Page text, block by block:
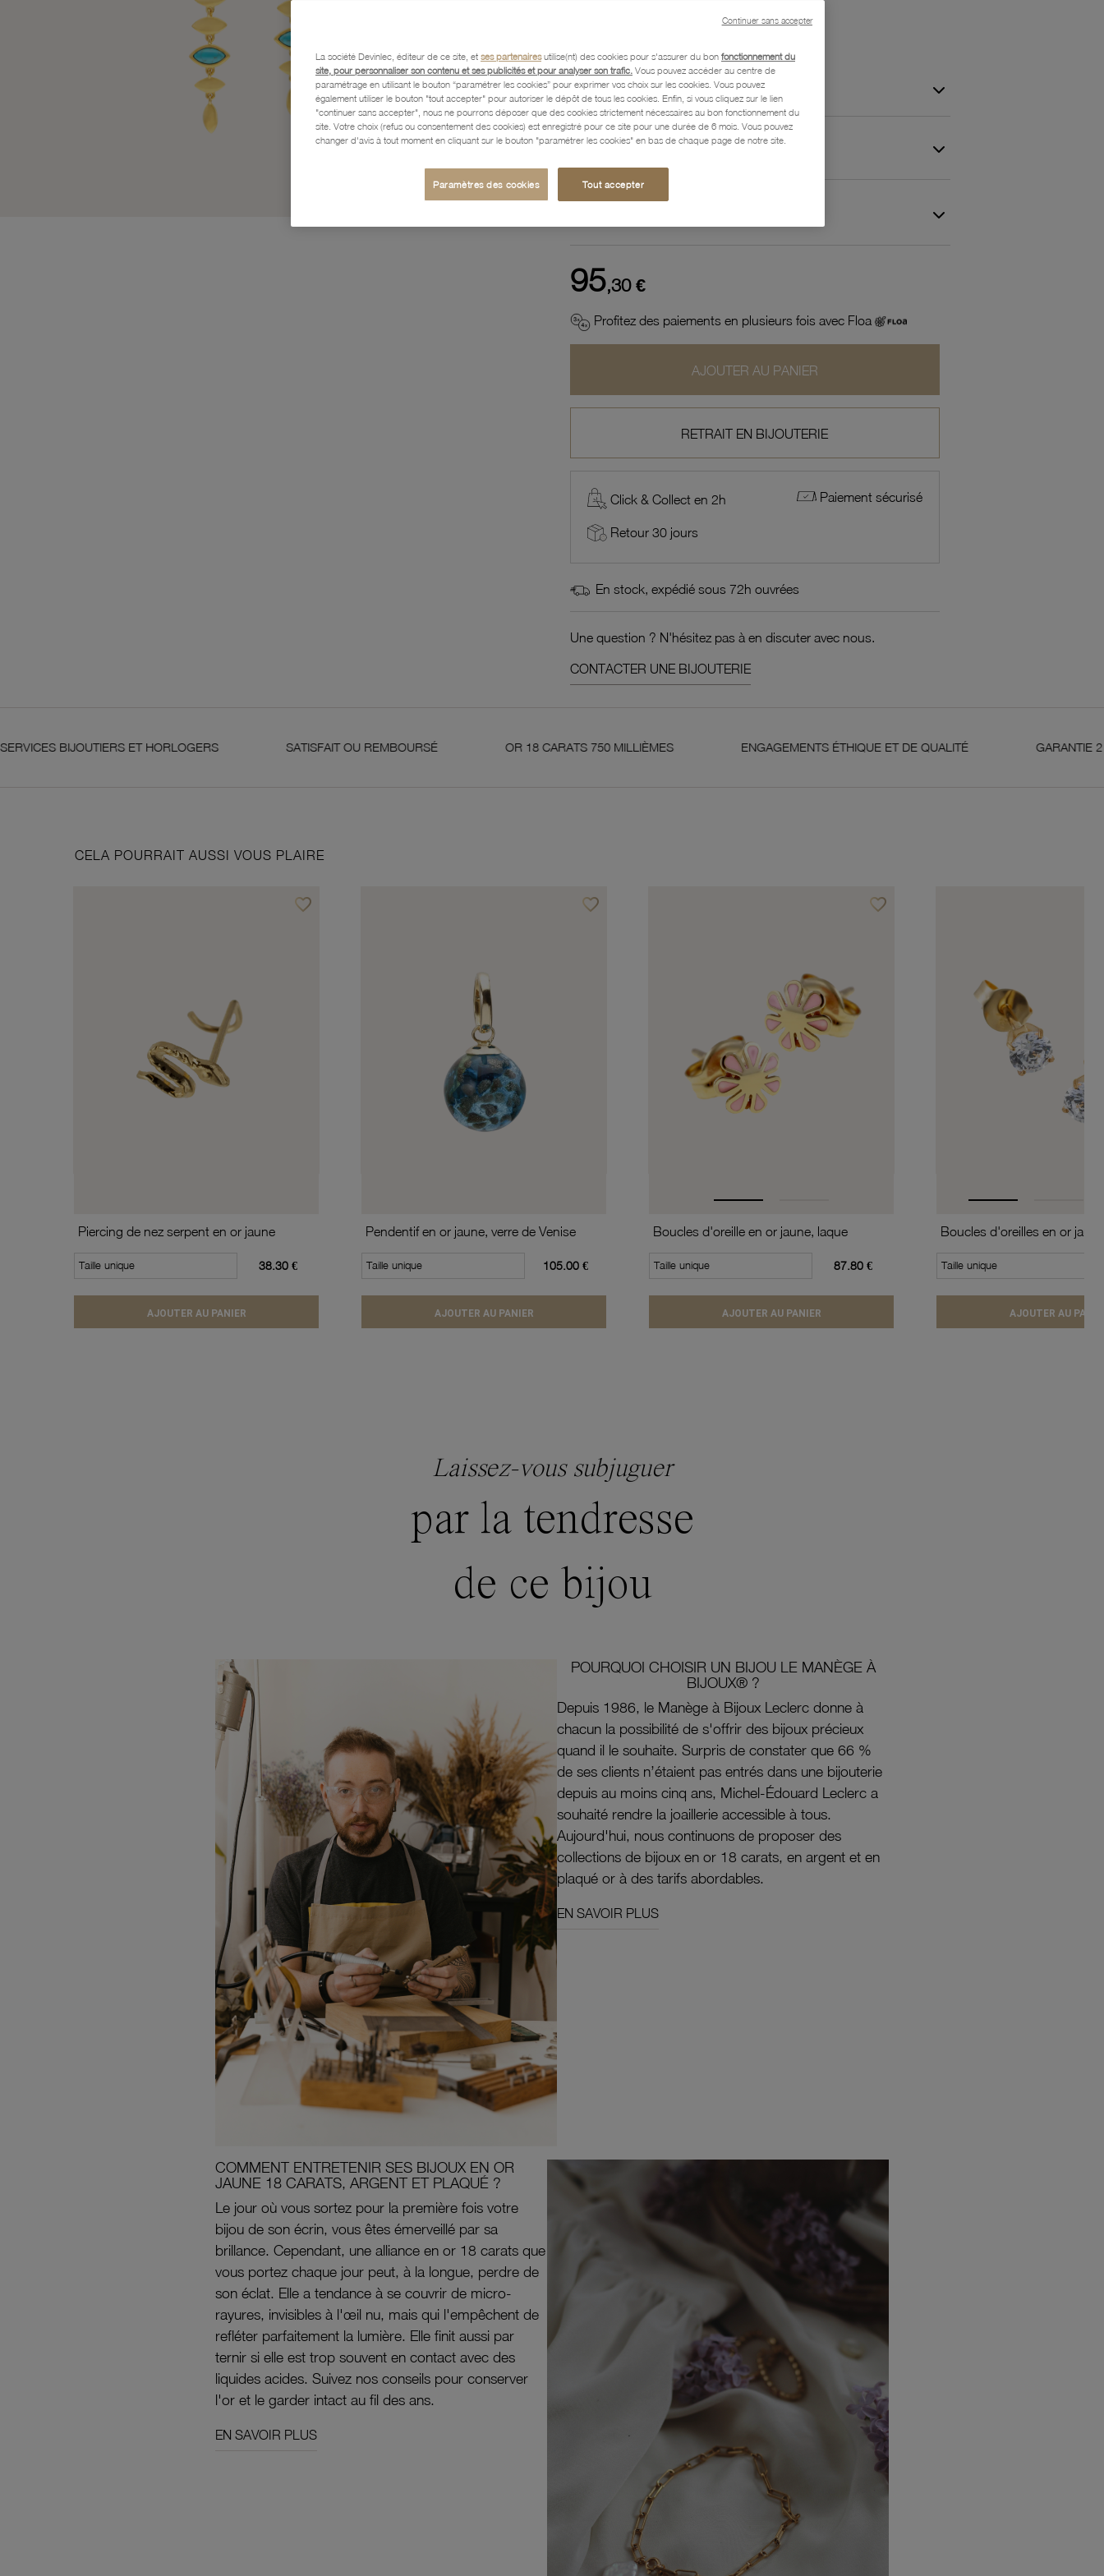
Description
Caractéristiques détaillées
95,30 €
Profitez des paiements en plusieurs fois avec Floa
AJOUTER AU PANIER
RETRAIT EN BIJOUTERIE
Click & Collect en 2h Paiement sécurisé
Retour 30 jours
En stock, expédié sous 72h ouvrées
Une question ? N'hésitez pas à en discuter avec nous.
CONTACTER UNE BIJOUTERIE
ET HORLOGERS SATISFAIT OU REMBOURSÉ OR 18 CARATS 750 MILLIÈMES ENGAGEMENTS ÉTHIQUE ET DE QUALITÉ GARANTIE 2 ANS
CELA POURRAIT AUSSI VOUS PLAIRE
favorite_borderAjouter à vos favoris
Piercing de nez serpent en or jaune
Taille unique 38.30 €
AJOUTER AU PANIER
favorite_borderAjouter à vos favoris
Pendentif en or jaune, verre de Venise
Taille unique 105.00 €
AJOUTER AU PANIER
favorite_borderAjouter à vos favoris
Boucles d'oreille en or jaune, laque
Taille unique 87.80 €
AJOUTER AU PANIER
Taille unique
AJOUTER AU
Laissez-vous subjuguer
par la tendresse
de ce bijou
POURQUOI CHOISIR UN BIJOU LE MANÈGE À
BIJOUX® ?
Depuis 1986, le Manège à Bijoux Leclerc donne à
chacun la possibilité de s'offrir des bijoux précieux
quand il le souhaite. Surpris de constater que 66 %
de ses clients n’étaient pas entrés dans une bijouterie
depuis au moins cinq ans, Michel-Édouard Leclerc a
souhaité rendre la joaillerie accessible à tous.
Aujourd'hui, nous continuons de proposer des
collections de bijoux en or 18 carats, en argent et en
plaqué or à des tarifs abordables.
EN SAVOIR PLUS
COMMENT ENTRETENIR SES BIJOUX EN OR
JAUNE 18 CARATS, ARGENT ET PLAQUÉ ?
Le jour où vous sortez pour la première fois votre
bijou de son écrin, vous êtes émerveillé par sa
brillance. Cependant, une alliance en or 18 carats que
vous portez chaque jour peut, à la longue, perdre de
son éclat. Elle a tendance à se couvrir de micro-
rayures, invisibles à l'œil nu, mais qui l'empêchent de
refléter parfaitement la lumière. Elle finit aussi par
ternir si elle est trop souvent en contact avec des
liquides acides. Suivez nos conseils pour conserver
l'or et le garder intact au fil des ans.
EN SAVOIR PLUS
La société Devinlec, éditeur de ce site, et ses partenairesutilise(nt) des cookies pour s'assurer du bon fonctionnement du
site, pour personnaliser son contenu et ses publicités et pour analyser son trafic. Vous pouvez accéder au centre de
paramétrage en utilisant le bouton “paramétrer les cookies” pour exprimer vos choix sur les cookies. Vous pouvez
également utiliser le bouton "tout accepter" pour autoriser le dépôt de tous les cookies. Enfin, si vous cliquez sur le lien
"continuer sans accepter", nous ne pourrons déposer que des cookies strictement nécessaires au bon fonctionnement du
site. Votre choix (refus ou consentement des cookies) est enregistré pour ce site pour une durée de 6 mois. Vous pouvez
changer d'avis à tout moment en cliquant sur le bouton "paramétrer les cookies" en bas de chaque page de notre site.
Paramètres des cookies Tout accepter
Continuer sans accepter